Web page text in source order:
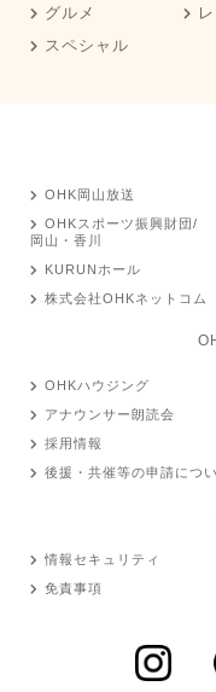
グルメ
スペシャル
OHK岡山放送
OHKスポーツ振興財団/
岡山・香川
KURUNホール
株式会社OHKネットコム
OHKハウジング
アナウンサー朗読会
採用情報
後援・共催等の申請につ
情報セキュリティ
免責事項